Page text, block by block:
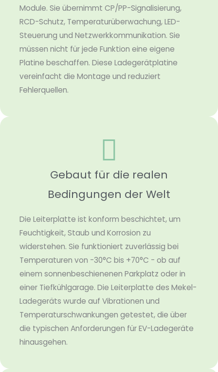
Module. Sie übernimmt CP/PP-Signalisierung,
RCD-Schutz, Temperaturüberwachung, LED-
Steuerung und Netzwerkkommunikation. Sie
müssen nicht für jede Funktion eine eigene
Platine beschaffen. Diese Ladegerätplatine
vereinfacht die Montage und reduziert
Fehlerquellen.
Gebaut für die realen
Bedingungen der Welt
Die Leiterplatte ist konform beschichtet, um
Feuchtigkeit, Staub und Korrosion zu
widerstehen. Sie funktioniert zuverlässig bei
Temperaturen von -30°C bis +70°C - ob auf
einem sonnenbeschienenen Parkplatz oder in
einer Tiefkühlgarage. Die Leiterplatte des Mekel-
Ladegeräts wurde auf Vibrationen und
Temperaturschwankungen getestet, die über
die typischen Anforderungen für EV-Ladegeräte
hinausgehen.